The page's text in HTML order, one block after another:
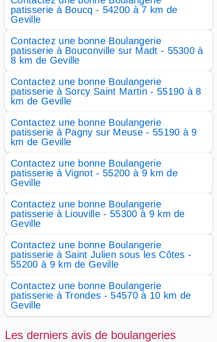
patisserie à Boucq - 54200 à 7 km de
Geville
Contactez une bonne Boulangerie
patisserie à Bouconville sur Madt - 55300 à
8 km de Geville
Contactez une bonne Boulangerie
patisserie à Sorcy Saint Martin - 55190 à 8
km de Geville
Contactez une bonne Boulangerie
patisserie à Pagny sur Meuse - 55190 à 9
km de Geville
Contactez une bonne Boulangerie
patisserie à Vignot - 55200 à 9 km de
Geville
Contactez une bonne Boulangerie
patisserie à Liouville - 55300 à 9 km de
Geville
Contactez une bonne Boulangerie
patisserie à Saint Julien sous les Côtes -
55200 à 9 km de Geville
Contactez une bonne Boulangerie
patisserie à Trondes - 54570 à 10 km de
Geville
Les derniers avis de boulangeries